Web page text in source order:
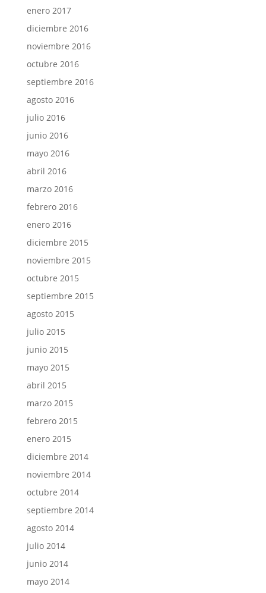
enero 2017
diciembre 2016
noviembre 2016
octubre 2016
septiembre 2016
agosto 2016
julio 2016
junio 2016
mayo 2016
abril 2016
marzo 2016
febrero 2016
enero 2016
diciembre 2015
noviembre 2015
octubre 2015
septiembre 2015
agosto 2015
julio 2015
junio 2015
mayo 2015
abril 2015
marzo 2015
febrero 2015
enero 2015
diciembre 2014
noviembre 2014
octubre 2014
septiembre 2014
agosto 2014
julio 2014
junio 2014
mayo 2014